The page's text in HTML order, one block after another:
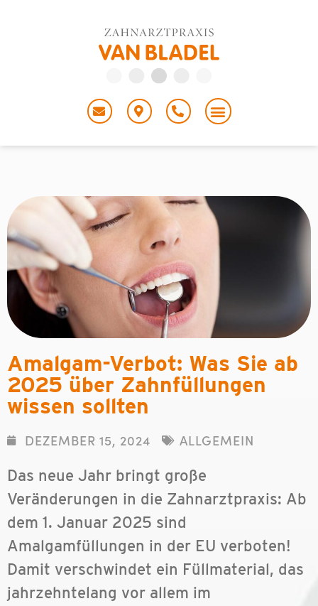
Amalgam-Verbot: Was Sie ab
2025 über Zahnfüllungen
wissen sollten
DEZEMBER 15, 2024 ALLGEMEIN
Das neue Jahr bringt große
Veränderungen in die Zahnarztpraxis: Ab
dem 1. Januar 2025 sind
Amalgamfüllungen in der EU verboten!
Damit verschwindet ein Füllmaterial, das
jahrzehntelang vor allem im